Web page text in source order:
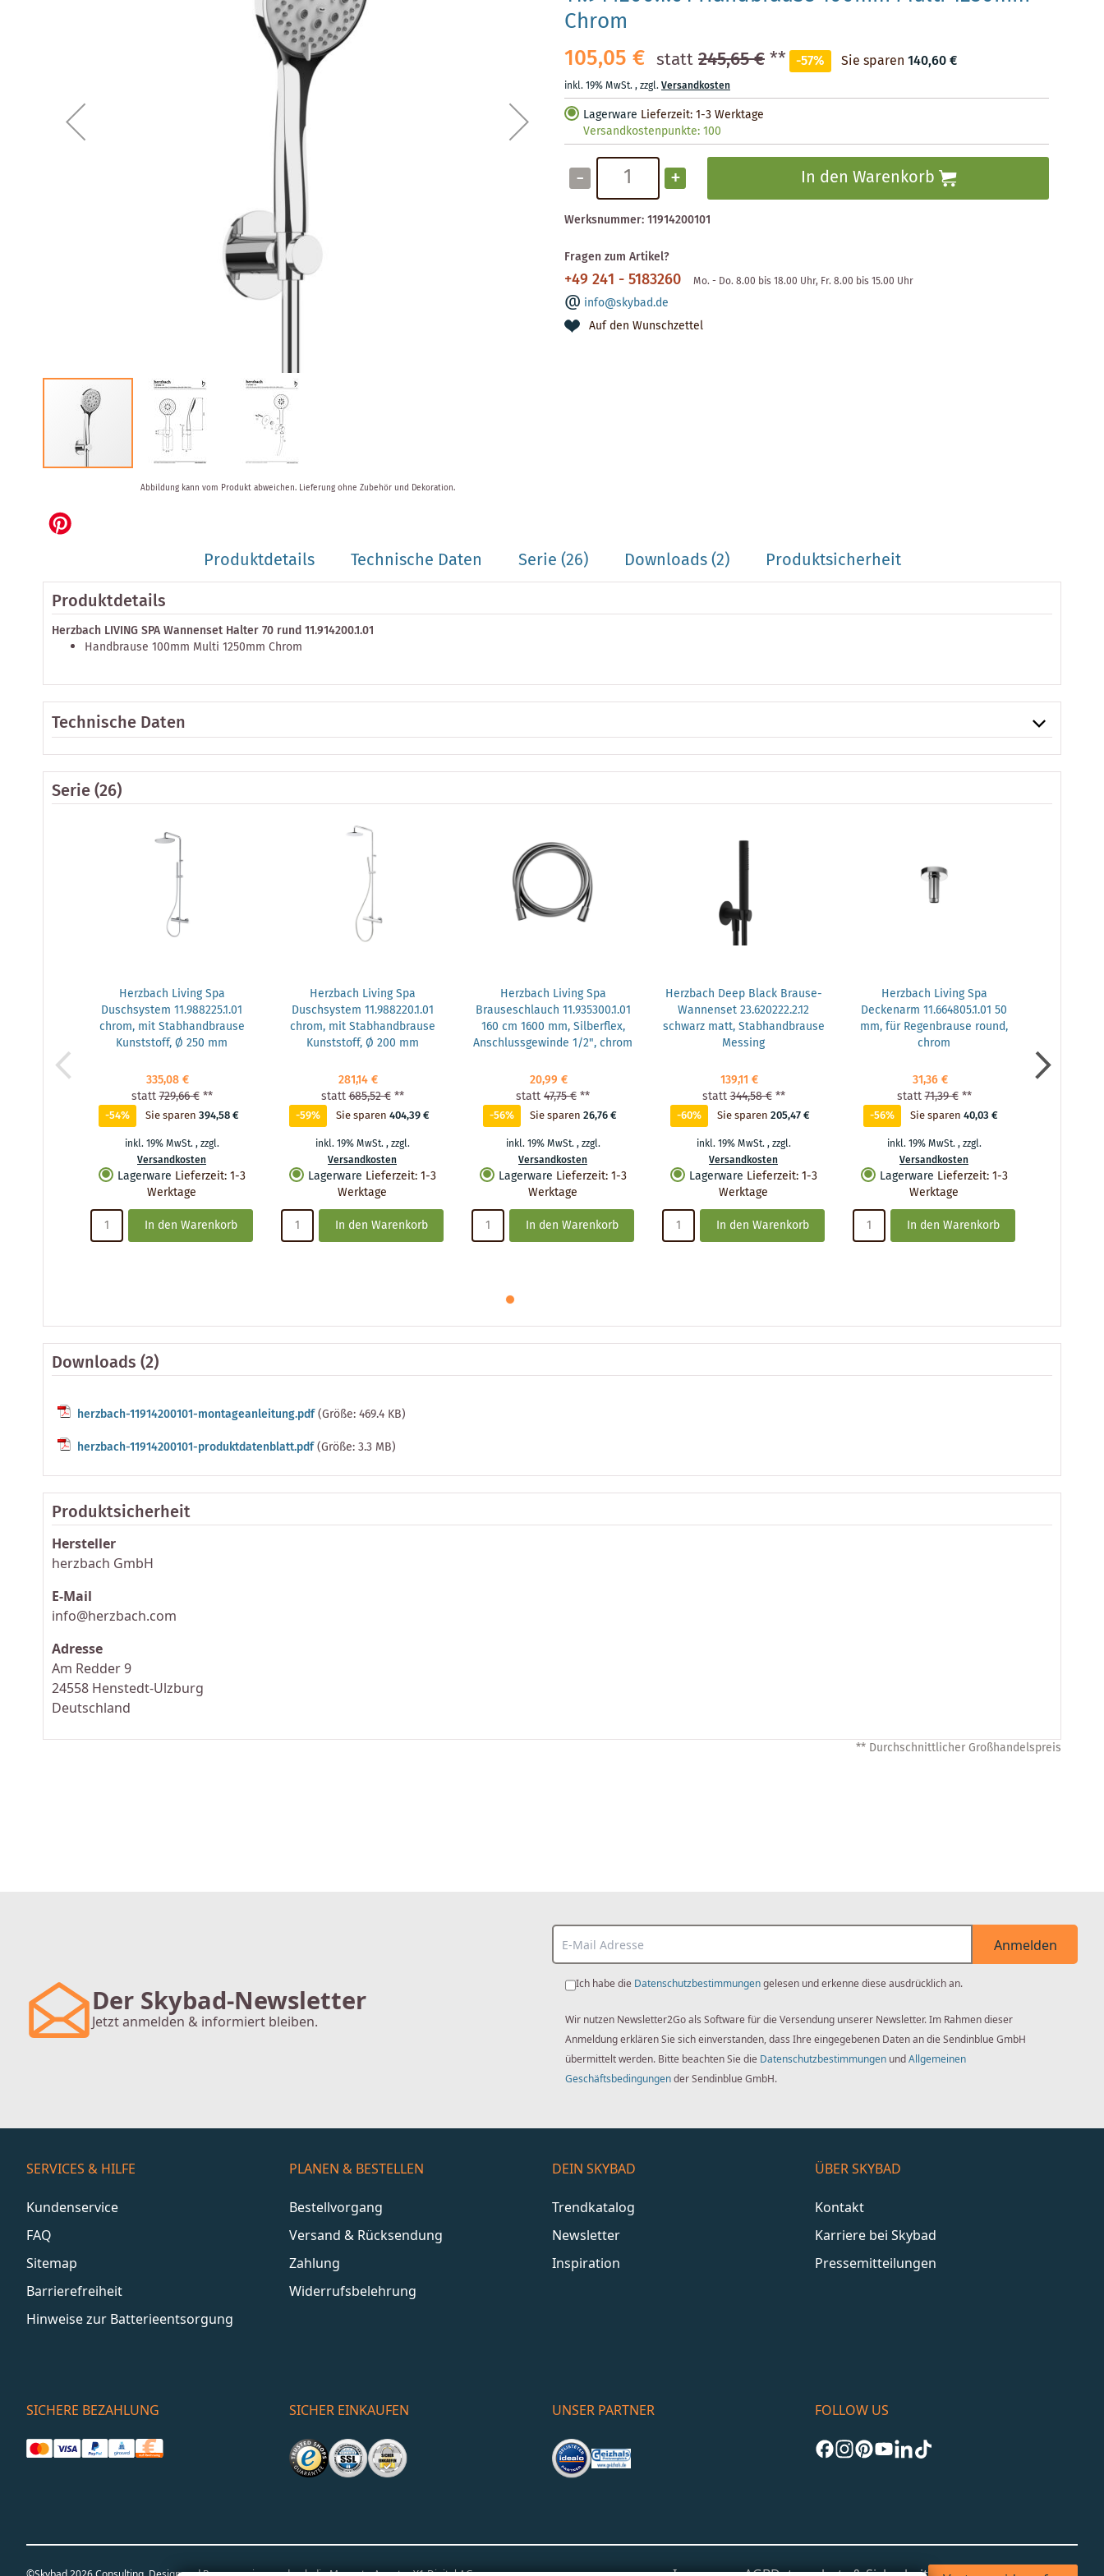
Chrom
105,05 € statt245,65 €** -57% Sie sparen 140,60 €
inkl. 19% MwSt.,zzgl.Versandkosten
Lagerware Lieferzeit: 1-3 Werktage
Versandkostenpunkte:100
- + In den Warenkorb
Werksnummer:11914200101
Fragen zum Artikel?
+49 241 - 5183260 Mo. - Do. 8.00 bis 18.00 Uhr, Fr. 8.00 bis 15.00 Uhr
info@skybad.de
Auf den Wunschzettel
der
Bildergalerie
Abbildung kann vom Produkt abweichen. Lieferung ohne Zubehör und Dekoration.
Produktdetails Technische Daten Serie(26) Downloads (2)
Produktsicherheit
Produktdetails
Herzbach LIVING SPA Wannenset Halter 70 rund 11.914200.1.01
Handbrause 100mm Multi 1250mm Chrom
Technische Daten
Serie(26)
Herzbach Living Spa
Duschsystem 11.988225.1.01
chrom, mit Stabhandbrause
Kunststoff, Ø 250 mm
335,08 €
statt729,66 € **
-54% Sie sparen394,58 €
inkl. 19% MwSt.,zzgl.
Versandkosten
Lagerware Lieferzeit:1-3
Werktage
In den Warenkorb
Herzbach Living Spa
Duschsystem 11.988220.1.01
chrom, mit Stabhandbrause
Kunststoff, Ø 200 mm
281,14 €
statt685,52 € **
-59% Sie sparen404,39 €
inkl. 19% MwSt.,zzgl.
Versandkosten
Lagerware Lieferzeit:1-3
Werktage
In den Warenkorb
Herzbach Living Spa
Brauseschlauch 11.935300.1.01
160 cm 1600 mm, Silberflex,
Anschlussgewinde 1/2", chrom
20,99 €
statt47,75 €**
-56% Sie sparen26,76 €
inkl. 19% MwSt.,zzgl.
Versandkosten
Lagerware Lieferzeit:1-3
Werktage
In den Warenkorb
Herzbach Deep Black Brause-
Wannenset 23.620222.2.12
schwarz matt, Stabhandbrause
Messing
139,11 €
statt344,58 € **
-60% Sie sparen205,47 €
inkl. 19% MwSt.,zzgl.
Versandkosten
Lagerware Lieferzeit:1-3
Werktage
In den Warenkorb
Herzbach Living Spa
Deckenarm 11.664805.1.01 50
mm, für Regenbrause round,
chrom
31,36 €
statt71,39 € **
-56% Sie sparen40,03 €
inkl. 19% MwSt.,zzgl.
Versandkosten
Lagerware Lieferzeit:1-3
Werktage
In den Warenkorb
Downloads (2)
herzbach-11914200101-montageanleitung.pdf(Größe: 469.4 KB)
herzbach-11914200101-produktdatenblatt.pdf(Größe: 3.3 MB)
Produktsicherheit
Hersteller
herzbach GmbH
E-Mail
info@herzbach.com
Adresse
Am Redder 9
24558 Henstedt-Ulzburg
Deutschland
** Durchschnittlicher Großhandelspreis
Der Skybad-Newsletter
Jetzt anmelden & informiert bleiben.
Anmelden
Ich habe die Datenschutzbestimmungengelesen und erkenne diese ausdrücklich an.
Wir nutzen Newsletter2Go als Software für die Versendung unserer Newsletter. Im Rahmen dieser
Anmeldung erklären Sie sich einverstanden, dass Ihre eingegebenen Daten an die Sendinblue GmbH
übermittelt werden. Bitte beachten Sie die Datenschutzbestimmungen undAllgemeinen
Geschäftsbedingungender Sendinblue GmbH.
SERVICES & HILFE
Kundenservice
FAQ
Sitemap
Barrierefreiheit
Hinweise zur Batterieentsorgung
PLANEN & BESTELLEN
Bestellvorgang
Versand & Rücksendung
Zahlung
Widerrufsbelehrung
DEIN SKYBAD
Trendkatalog
Newsletter
Inspiration
ÜBER SKYBAD
Kontakt
Karriere bei Skybad
Pressemitteilungen
SICHERE BEZAHLUNG SICHER EINKAUFEN UNSER PARTNER FOLLOW US